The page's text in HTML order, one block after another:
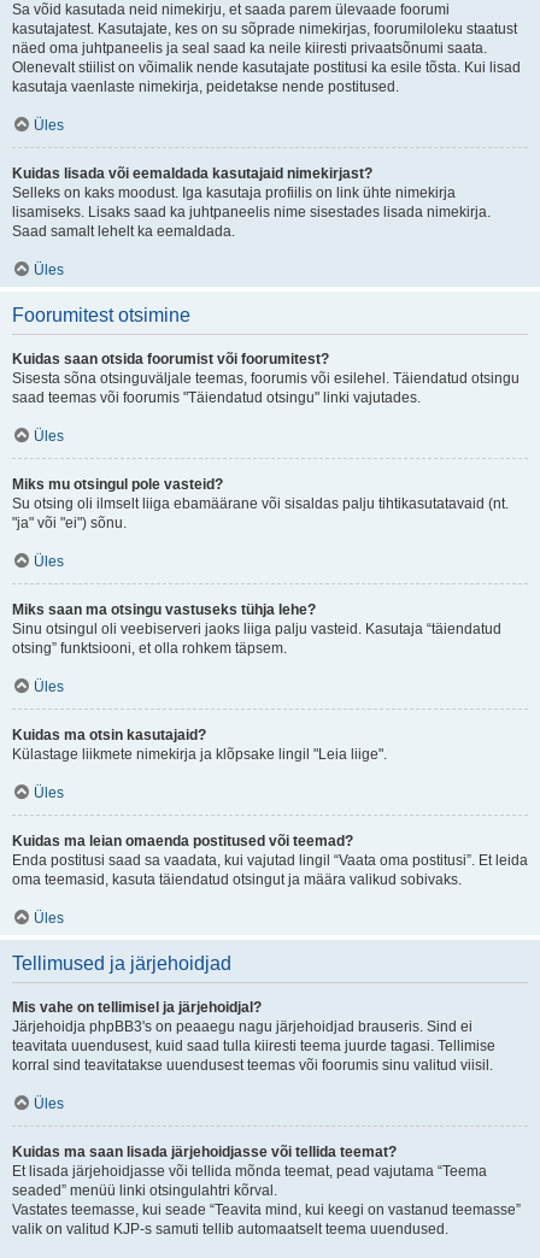
Sa võid kasutada neid nimekirju, et saada parem ülevaade foorumi
kasutajatest. Kasutajate, kes on su sõprade nimekirjas, foorumiloleku staatust
näed oma juhtpaneelis ja seal saad ka neile kiiresti privaatsõnumi saata.
Olenevalt stiilist on võimalik nende kasutajate postitusi ka esile tõsta. Kui lisad
kasutaja vaenlaste nimekirja, peidetakse nende postitused.
Üles
Kuidas lisada või eemaldada kasutajaid nimekirjast?
Selleks on kaks moodust. Iga kasutaja profiilis on link ühte nimekirja
lisamiseks. Lisaks saad ka juhtpaneelis nime sisestades lisada nimekirja.
Saad samalt lehelt ka eemaldada.
Üles
Foorumitest otsimine
Kuidas saan otsida foorumist või foorumitest?
Sisesta sõna otsinguväljale teemas, foorumis või esilehel. Täiendatud otsingu
saad teemas või foorumis "Täiendatud otsingu" linki vajutades.
Üles
Miks mu otsingul pole vasteid?
Su otsing oli ilmselt liiga ebamäärane või sisaldas palju tihtikasutatavaid (nt.
"ja" või "ei") sõnu.
Üles
Miks saan ma otsingu vastuseks tühja lehe?
Sinu otsingul oli veebiserveri jaoks liiga palju vasteid. Kasutaja “täiendatud
otsing” funktsiooni, et olla rohkem täpsem.
Üles
Kuidas ma otsin kasutajaid?
Külastage liikmete nimekirja ja klõpsake lingil "Leia liige".
Üles
Kuidas ma leian omaenda postitused või teemad?
Enda postitusi saad sa vaadata, kui vajutad lingil “Vaata oma postitusi”. Et leida
oma teemasid, kasuta täiendatud otsingut ja määra valikud sobivaks.
Üles
Tellimused ja järjehoidjad
Mis vahe on tellimisel ja järjehoidjal?
Järjehoidja phpBB3's on peaaegu nagu järjehoidjad brauseris. Sind ei
teavitata uuendusest, kuid saad tulla kiiresti teema juurde tagasi. Tellimise
korral sind teavitatakse uuendusest teemas või foorumis sinu valitud viisil.
Üles
Kuidas ma saan lisada järjehoidjasse või tellida teemat?
Et lisada järjehoidjasse või tellida mõnda teemat, pead vajutama “Teema
seaded” menüü linki otsingulahtri kõrval.
Vastates teemasse, kui seade “Teavita mind, kui keegi on vastanud teemasse”
valik on valitud KJP-s samuti tellib automaatselt teema uuendused.